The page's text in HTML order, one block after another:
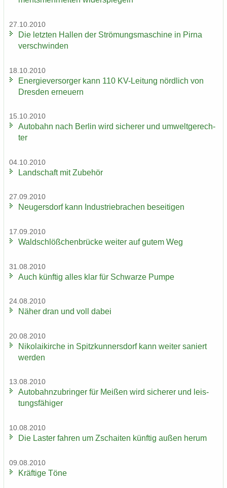
27.10.2010
Die letz­ten Hal­len der Strö­mungs­ma­schi­ne in Pirna
ver­schwin­den
18.10.2010
En­er­gie­ver­sor­ger kann 110 KV-​Leitung nörd­lich von
Dres­den er­neu­ern
15.10.2010
Au­to­bahn nach Ber­lin wird si­che­rer und um­welt­ge­rech­
ter
04.10.2010
Land­schaft mit Zu­be­hör
27.09.2010
Neu­gers­dorf kann In­dus­trie­bra­chen be­sei­ti­gen
17.09.2010
Wald­schlöß­chen­brü­cke wei­ter auf gutem Weg
31.08.2010
Auch künf­tig alles klar für Schwar­ze Pumpe
24.08.2010
Näher dran und voll dabei
20.08.2010
Ni­ko­lai­kir­che in Spitz­kun­ners­dorf kann wei­ter sa­niert
wer­den
13.08.2010
Au­to­bahn­zu­brin­ger für Mei­ßen wird si­che­rer und leis­
tungs­fä­hi­ger
10.08.2010
Die Las­ter fah­ren um Zschai­ten künf­tig außen herum
09.08.2010
Kräf­ti­ge Töne